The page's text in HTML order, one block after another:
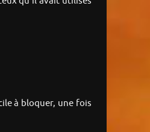
à bloquer, une fois